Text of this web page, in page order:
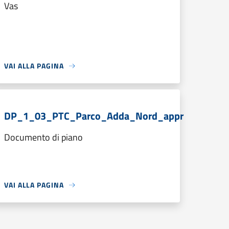
Vas
VAI ALLA PAGINA
DP_1_03_PTC_Parco_Adda_Nord_appr
Documento di piano
VAI ALLA PAGINA